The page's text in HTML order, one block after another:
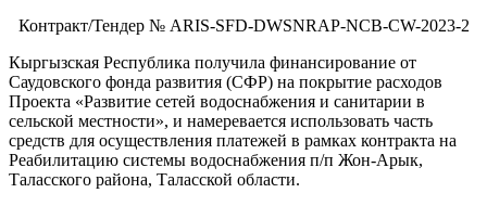
Контракт/Тендер № ARIS-SFD-DWSNRAP-NCB-СW-2023-2
Кыргызская Республика получила финансирование от
Саудовского фонда развития (СФР) на покрытие расходов
Проекта «Развитие сетей водоснабжения и санитарии в
сельской местности», и намеревается использовать часть
средств для осуществления платежей в рамках контракта на
Реабилитацию системы водоснабжения п/п Жон-Арык,
Таласского района, Таласской области.